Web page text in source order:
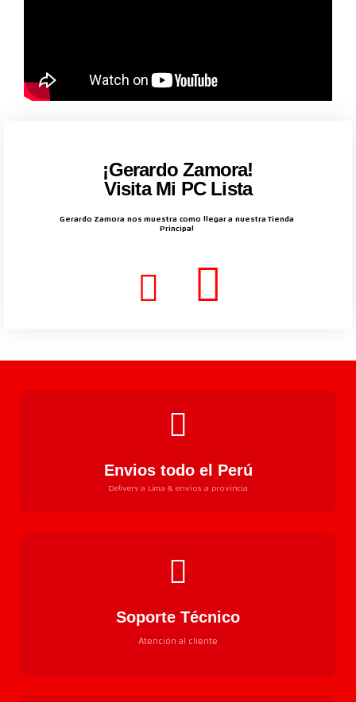
¡Gerardo Zamora!
Visita Mi PC Lista
Gerardo Zamora nos muestra como llegar a nuestra Tienda
Principal
Envios todo el Perú
Delivery a Lima & envios a provincia
Soporte Técnico
Atención al cliente